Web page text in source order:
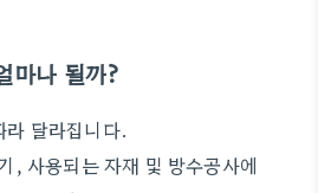
마나 될까?
라 달라집니다.
, 사용되는 자재 및 방수공사에